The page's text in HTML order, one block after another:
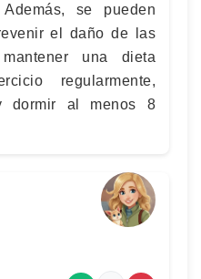
se pueden
el daño de las
una dieta
regularmente,
dormir al menos 8